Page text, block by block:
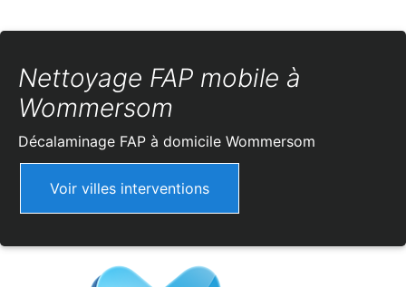
Nettoyage FAP mobile à
Wommersom
Décalaminage FAP à domicile Wommersom
Voir villes interventions